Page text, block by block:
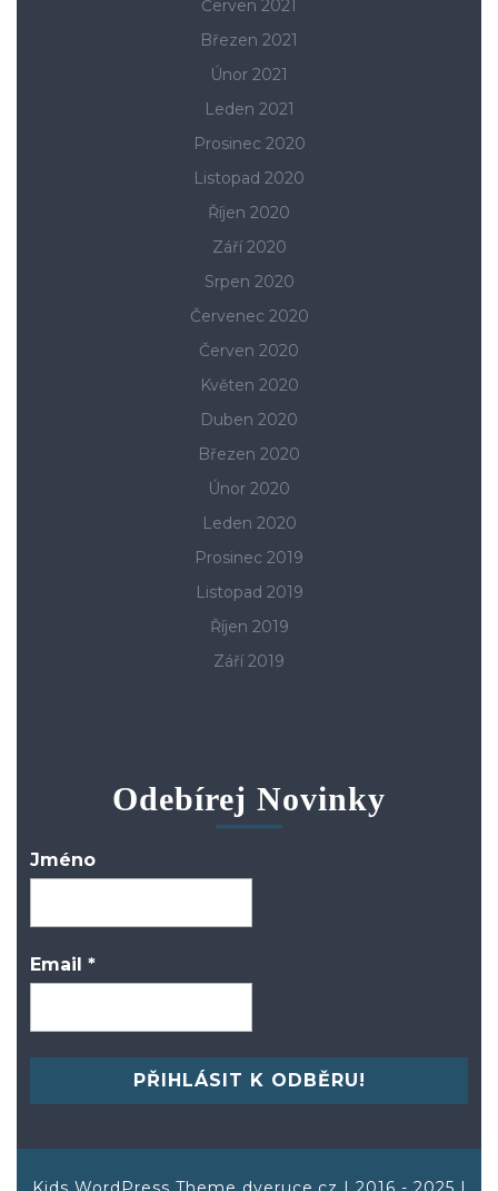
Červen 2021
Březen 2021
Únor 2021
Leden 2021
Prosinec 2020
Listopad 2020
Říjen 2020
Září 2020
Srpen 2020
Červenec 2020
Červen 2020
Květen 2020
Duben 2020
Březen 2020
Únor 2020
Leden 2020
Prosinec 2019
Listopad 2019
Říjen 2019
Září 2019
Odebírej Novinky
Jméno
Email *